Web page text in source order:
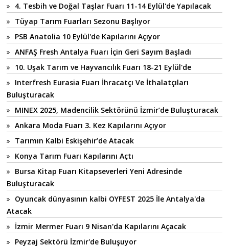
4. Tesbih ve Doğal Taşlar Fuarı 11-14 Eylül'de Yapılacak
Tüyap Tarım Fuarları Sezonu Başlıyor
PSB Anatolia 10 Eylül'de Kapılarını Açıyor
ANFAŞ Fresh Antalya Fuarı İçin Geri Sayım Başladı
10. Uşak Tarım ve Hayvancılık Fuarı 18-21 Eylül'de
Interfresh Eurasia Fuarı İhracatçı Ve İthalatçıları
Buluşturacak
MINEX 2025, Madencilik Sektörünü İzmir’de Buluşturacak
Ankara Moda Fuarı 3. Kez Kapılarını Açıyor
Tarımın Kalbi Eskişehir’de Atacak
Konya Tarım Fuarı Kapılarını Açtı
Bursa Kitap Fuarı Kitapseverleri Yeni Adresinde
Buluşturacak
Oyuncak dünyasının kalbi OYFEST 2025 İle Antalya'da
Atacak
İzmir Mermer Fuarı 9 Nisan'da Kapılarını Açacak
Peyzaj Sektörü İzmir'de Buluşuyor